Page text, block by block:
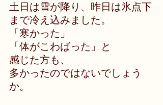
土日は雪が降り、昨日は氷点下
まで冷え込みました。
「寒かった」
「体がこわばった」と
感じた方も、
多かったのではないでしょう
か。